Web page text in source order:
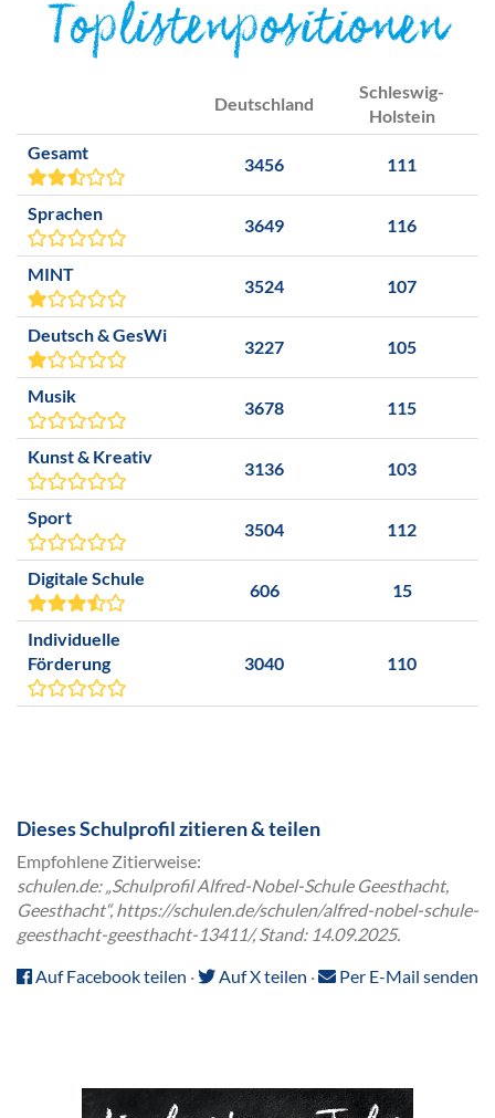
Toplistenpositionen
Deutschland
Schleswig-
Holstein
Gesamt
3456 111
Sprachen
3649 116
MINT
3524 107
Deutsch & GesWi
3227 105
Musik
3678 115
Kunst & Kreativ
3136 103
Sport
3504 112
Digitale Schule
606 15
Individuelle
Förderung
3040 110
Dieses Schulprofil zitieren & teilen
Empfohlene Zitierweise:
schulen.de: „Schulprofil Alfred-Nobel-Schule Geesthacht,
Geesthacht“, https://schulen.de/schulen/alfred-nobel-schule-
geesthacht-geesthacht-13411/, Stand: 14.09.2025.
Auf Facebook teilen · Auf X teilen · Per E-Mail senden